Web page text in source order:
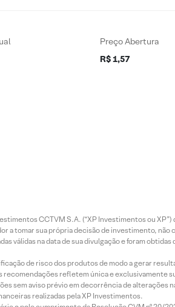
Preço Abertura
R$ 1,57
CCTVM S.A. (“XP Investimentos ou
a tomar sua própria decisão de investimento,
válidas na data de sua divulgação e foram
de risco dos produtos de modo a gerar
recomendações refletem única e exclusivamente
sem aviso prévio em decorrência de
realizadas pela XP Investimentos.